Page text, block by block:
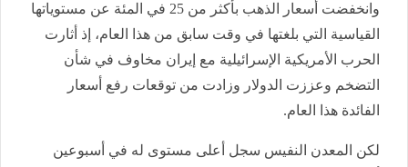
وانخفضت أسعار الذهب بأكثر من 25 في المئة عن مستوياتها
القياسية التي بلغتها في وقت سابق من هذا العام، إذ أثارت
الحرب الأمريكية الإسرائيلية مع إيران مخاوف في شأن
التضخم وعززت ⁠الدولار وزادت من توقعات رفع أسعار
الفائدة هذا العام.
لكن المعدن النفيس سجل أعلى مستوى له في أسبوعين